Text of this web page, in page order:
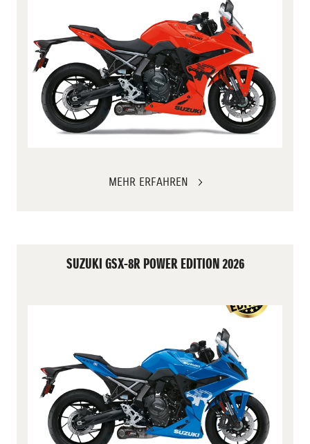
MEHR ERFAHREN
SUZUKI GSX-8R POWER EDITION 2026